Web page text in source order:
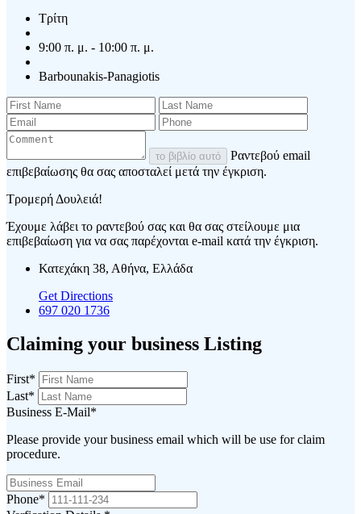
Τρίτη
9:00 π. μ. - 10:00 π. μ.
Barbounakis-Panagiotis
το βιβλίο αυτό
Ραντεβού email
επιβεβαίωσης θα σας αποσταλεί μετά την έγκριση.
Τρομερή Δουλειά!
Έχουμε λάβει το ραντεβού σας και θα σας στείλουμε μια
επιβεβαίωση για να σας παρέχονται e-mail κατά την έγκριση.
Κατεχάκη 38, Αθήνα, Ελλάδα
Get Directions
697 020 1736
Claiming your business Listing
First*
Last*
Business E-Mail*
Please provide your business email which will be use for claim
procedure.
Phone*